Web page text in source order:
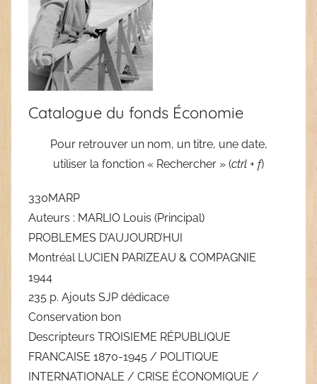
Catalogue du fonds Économie
Pour retrouver un nom, un titre, une date,
utiliser la fonction « Rechercher » (ctrl + f)
330MARP
Auteurs : MARLIO Louis (Principal)
PROBLEMES D’AUJOURD’HUI
Montréal LUCIEN PARIZEAU & COMPAGNIE
1944
235 p. Ajouts SJP dédicace
Conservation bon
Descripteurs TROISIEME RÉPUBLIQUE
FRANCAISE 1870-1945 / POLITIQUE
INTERNATIONALE / CRISE ÉCONOMIQUE /